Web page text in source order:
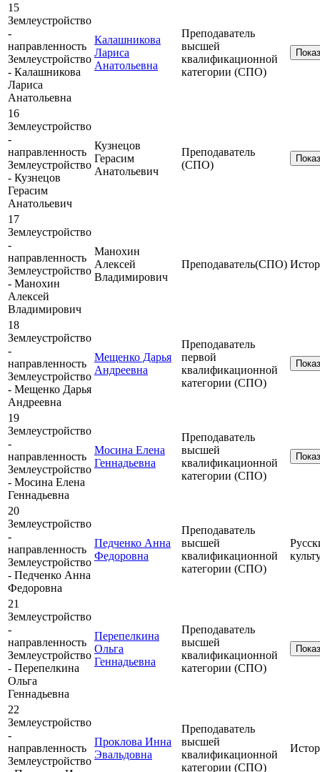
15
Землеустройство
-
направленность
Землеустройство
- Калашникова
Лариса
Анатольевна
Калашникова
Лариса
Анатольевна
Преподаватель
высшей
квалификационной
категории (СПО)
16
Землеустройство
-
направленность
Землеустройство
- Кузнецов
Герасим
Анатольевич
Кузнецов
Герасим
Анатольевич
Преподаватель
(СПО)
17
Землеустройство
-
направленность
Землеустройство
- Манохин
Алексей
Владимирович
Манохин
Алексей
Владимирович
Преподаватель(СПО)
18
Землеустройство
-
направленность
Землеустройство
- Мещенко Дарья
Андреевна
Мещенко Дарья
Андреевна
Преподаватель
первой
квалификационной
категории (СПО)
19
Землеустройство
-
направленность
Землеустройство
- Мосина Елена
Геннадьевна
Мосина Елена
Геннадьевна
Преподаватель
высшей
квалификационной
категории (СПО)
20
Землеустройство
-
направленность
Землеустройство
- Педченко Анна
Федоровна
Педченко Анна
Федоровна
Преподаватель
высшей
квалификационной
категории (СПО)
21
Землеустройство
-
направленность
Землеустройство
- Перепелкина
Ольга
Геннадьевна
Перепелкина
Ольга
Геннадьевна
Преподаватель
высшей
квалификационной
категории (СПО)
22
Землеустройство
-
направленность
Землеустройство
Проклова Инна
Эвальдовна
Преподаватель
высшей
квалификационной
категории (СПО)